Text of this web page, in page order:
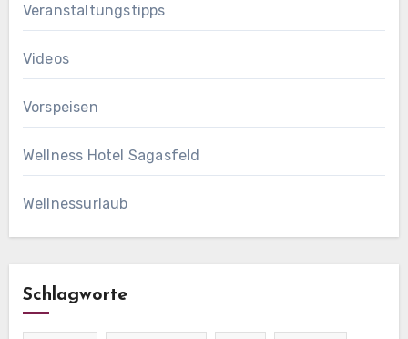
Veranstaltungstipps
Videos
Vorspeisen
Wellness Hotel Sagasfeld
Wellnessurlaub
Schlagworte